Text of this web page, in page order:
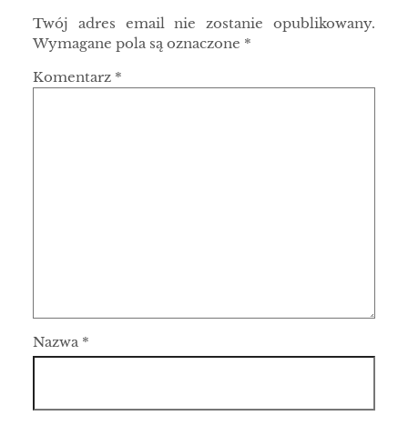
Twój adres email nie zostanie opublikowany.
Wymagane pola są oznaczone *
Komentarz *
Nazwa *